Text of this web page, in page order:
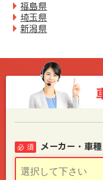
福島県
埼玉県
新潟県
メーカー・車種
必 須